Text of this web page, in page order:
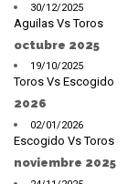
30/12/2025
Aguilas Vs Toros
octubre 2025
19/10/2025
Toros Vs Escogido
2026
02/01/2026
Escogido Vs Toros
noviembre 2025